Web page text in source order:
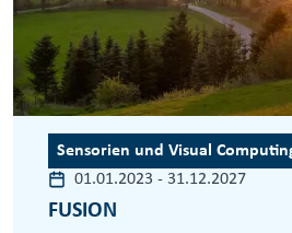
Sensorien und Visual
01.01.2023 - 31.12.2027
FUSION